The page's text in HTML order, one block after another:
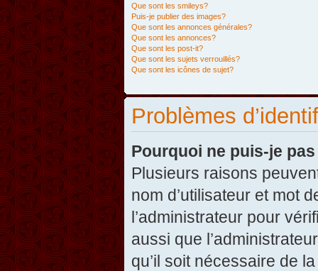
Que sont les smileys?
Puis-je publier des images?
Que sont les annonces générales?
Que sont les annonces?
Que sont les post-it?
Que sont les sujets verrouillés?
Que sont les icônes de sujet?
Problèmes
Pourquoi ne puis-je
Plusieurs raisons
nom d’utilisateur et mot
l’administrateur pour
aussi que
qu’il soit nécessaire de